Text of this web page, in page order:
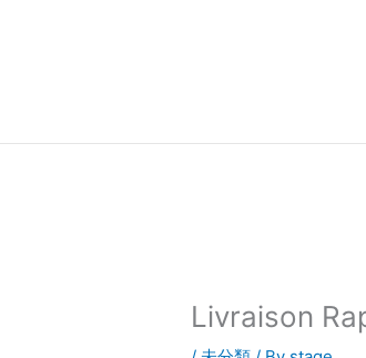
ッ
Livraison